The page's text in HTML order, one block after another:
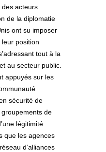
des acteurs
de la diplomatie
ont su imposer
position
tout à la
au secteur public.
appuyés sur les
sécurité de
groupements de
légitimité
que les agences
d’alliances